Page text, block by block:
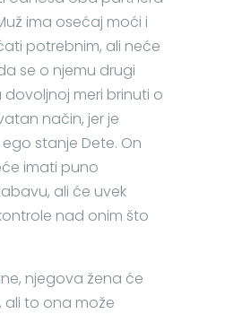
ima osećaj moći i
potrebnim, ali neće
se o njemu drugi
dovoljnoj meri brinuti o
način, jer je
stanje Dete. On
imati puno
ali će uvek
nad onim što
njegova žena će
ali to ona može